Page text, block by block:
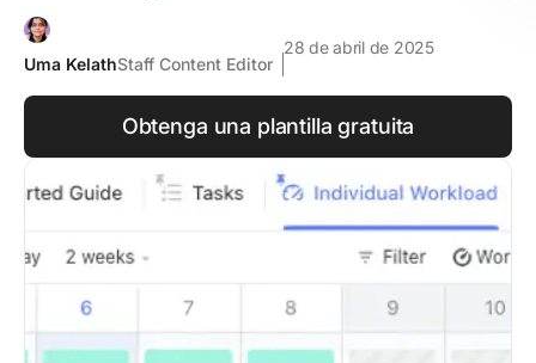
Uma KelathStaff Content Editor
28 de abril de 2025
Obtenga una plantilla gratuita